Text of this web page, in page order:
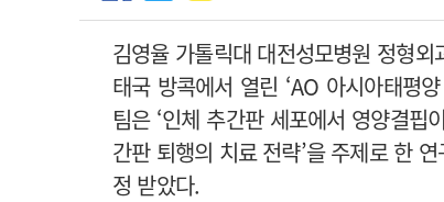
김영율 가톨릭대 대전성모병원 정형
태국 방콕에서 열린 ‘AO 아시아태평
팀은 ‘인체 추간판 세포에서 영양결
간판 퇴행의 치료 전략’을 주제로 한
정 받았다.